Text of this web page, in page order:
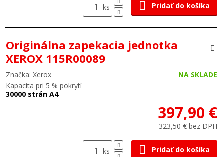
ks Pridať do košíka
Originálna zapekacia jednotka
XEROX 115R00089
Značka: Xerox
NA SKLADE
Kapacita pri 5 % pokrytí
30000 strán A4
397,90 €
323,50 € bez DPH
ks Pridať do košíka